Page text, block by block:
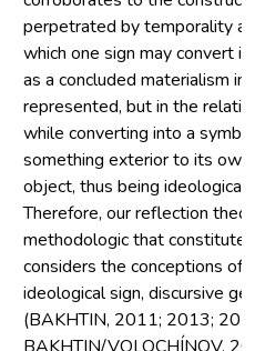
perpetrated by temporality
which one sign may convert
as a concluded materialism
represented, but in the
while converting into a
something exterior to its own
object, thus being
Therefore, our reflection
methodologic that constitute
considers the conceptions of
ideological sign, discursive
(BAKHTIN, 2011; 2013;
BAKHTIN/VOLOCHÍNOV,